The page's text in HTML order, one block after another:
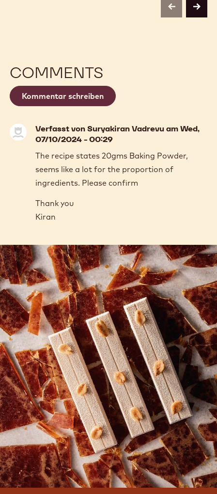
previousnext
COMMENTS
Kommentar schreiben
Verfasst vonSuryakiran Vadrevuam Wed,
07/10/2024 - 00:29
The recipe states 20gms Baking Powder,
seems like a lot for the proportion of
ingredients. Please confirm
Thank you
Kiran